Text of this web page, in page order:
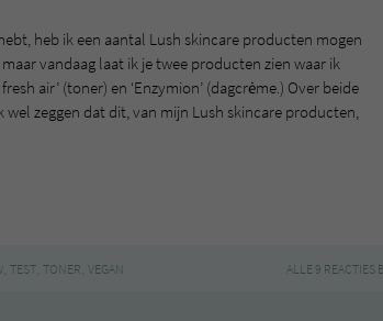
heb ik een aantal Lush skincare producten mogen
vandaag laat ik je twee producten zien waar ik
air’ (toner) en ‘Enzymion’ (dagcrėme.) Over beide
zeggen dat dit, van mijn Lush skincare producten,
, TEST, TONER, VEGAN ALLE 9 REACTIES